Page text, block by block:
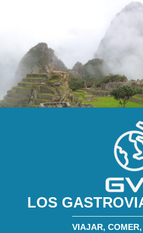
LOS
VIAJAR,